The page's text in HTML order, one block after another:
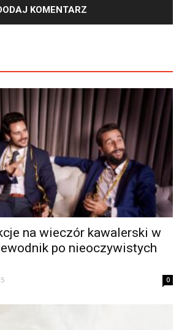
na wieczór kawalerski w
po nieoczywistych
0